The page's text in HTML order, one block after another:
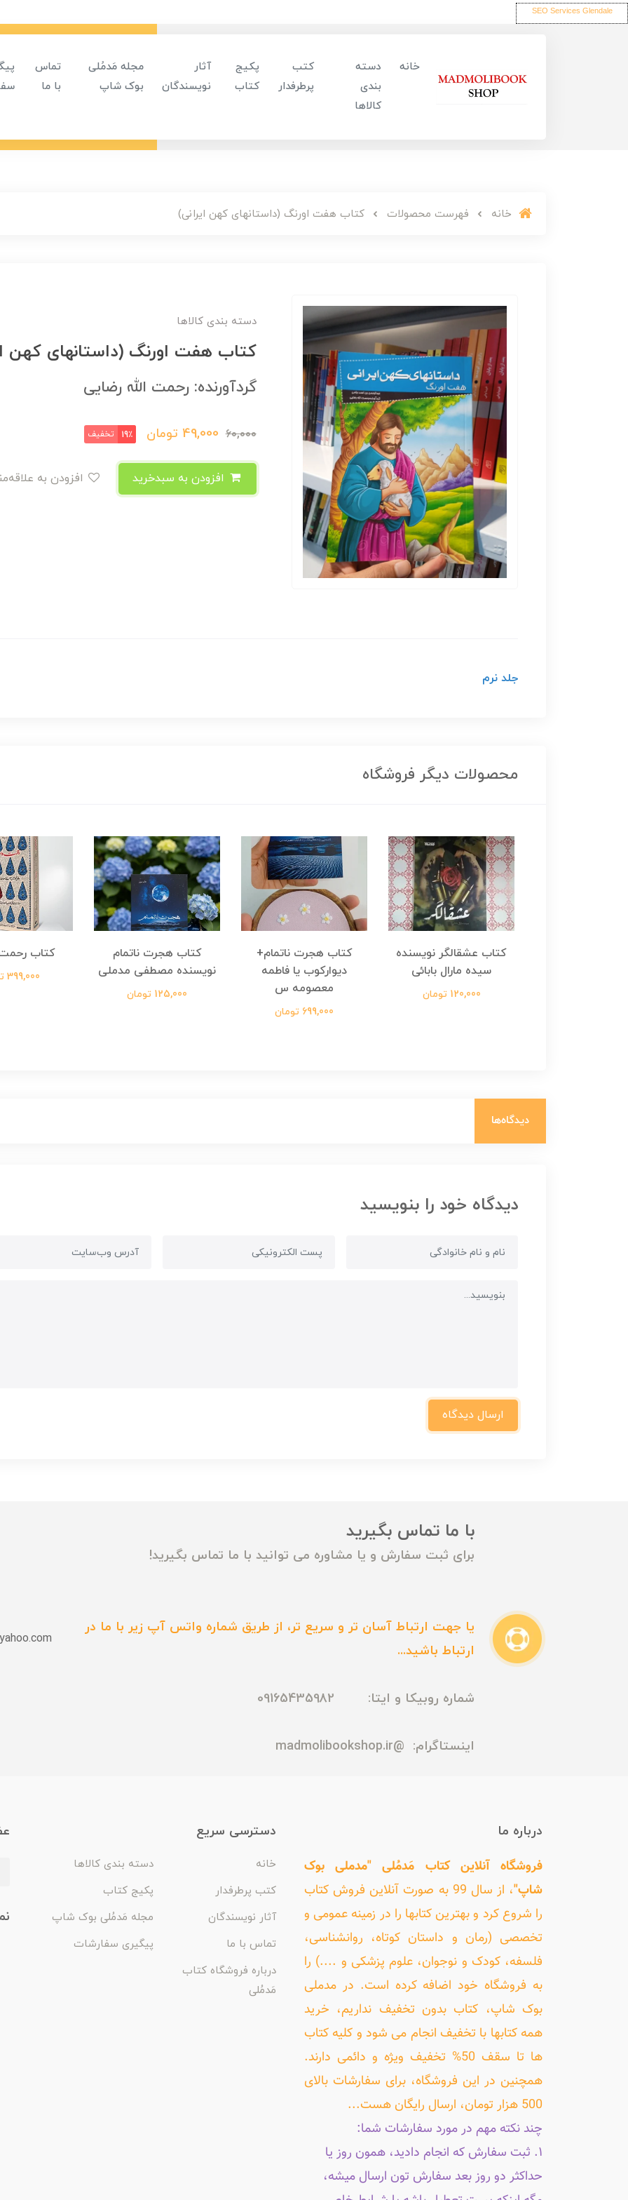
SEO Services Glendale
خانه
دسته
بندی
کالاها
کتب
پرطرفدار
پکیج
کتاب
آثار
نویسندگان
مجله مَدمُلی
بوک شاپ
تماس
با ما
خانه فهرست محصولات کتاب هفت اورنگ (داستانهای کهن ایرانی)
دسته بندی کالاها
کتاب هفت اورنگ (داستانهای کهن
گردآورنده: رحمت الله رضایی
60,000
49,000 تومان 19٪ تخفیف
جلد نرم
محصولات دیگر فروشگاه
کتاب عشقالگر نویسنده
سیده مارال بابائی
120,000 تومان
کتاب هجرت ناتمام+
دیوارکوب یا فاطمه
معصومه س
699,000 تومان
کتاب هجرت ناتمام
نویسنده مصطفی مدملی
125,000 تومان
کتاب
399,000 تومان
دیدگاه‌ها
دیدگاه خود را بنویسید
ارسال دیدگاه
با ما تماس بگیرید
برای ثبت سفارش و یا مشاوره می توانید با ما تماس بگیرید!
یا جهت ارتباط آسان تر و سریع تر، از طریق شماره واتس آپ زیر با ما در
ارتباط باشید...
شماره روبیکا و ایتا: 09165435982
اینستاگرام: @madmolibookshop.ir
درباره ما
فروشگاه آنلاین کتاب مَدمُلی "مدملی بوک
شاپ"
، از سال 99 به صورت آنلاین فروش کتاب
را شروع کرد و بهترین کتابها را در زمینه عمومی و
تخصصی (رمان و داستان کوتاه، روانشناسی،
فلسفه، کودک و نوجوان، علوم پزشکی و ....) را
به فروشگاه خود اضافه کرده است. در مدملی
بوک شاپ، کتاب بدون تخفیف نداریم، خرید
همه کتابها با تخفیف انجام می شود و کلیه کتاب
ها تا سقف 50% تخفیف ویژه و دائمی دارند.
همچنین در این فروشگاه، برای سفارشات بالای
500 هزار تومان، ارسال رایگان هست...
چند نکته مهم در مورد سفارشات شما:
۱. ثبت سفارش که انجام دادید، همون روز یا
حداکثر دو روز بعد سفارش تون ارسال میشه،
دسترسی سریع
خانه
دسته بندی کالاها
کتب پرطرفدار
پکیج کتاب
آثار نویسندگان
مجله مَدمُلی بوک شاپ
تماس با ما
پیگیری سفارشات
درباره فروشگاه کتاب
مَدمُلی